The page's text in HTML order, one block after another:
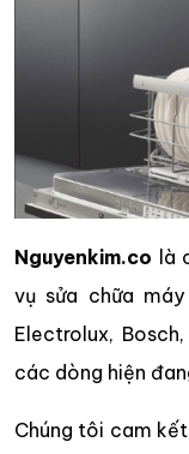
Nguyenkim.co là
vụ sửa chữa
Electrolux,
các dòng hiện
Chúng tôi cam